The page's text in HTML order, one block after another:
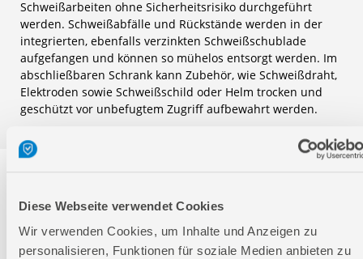
Diese Webseite verwendet Cookies
Wir verwenden Cookies, um Inhalte und Anzeigen zu
personalisieren, Funktionen für soziale Medien anbieten zu
Schweißarbeiten ohne Sicherheitsrisiko durchgeführt
werden. Schweißabfälle und Rückstände werden in der
integrierten, ebenfalls verzinkten Schweißschublade
aufgefangen und können so mühelos entsorgt werden. Im
abschließbaren Schrank kann Zubehör, wie Schweißdraht,
Elektroden sowie Schweißschild oder Helm trocken und
geschützt vor unbefugtem Zugriff aufbewahrt werden.
Technische Daten